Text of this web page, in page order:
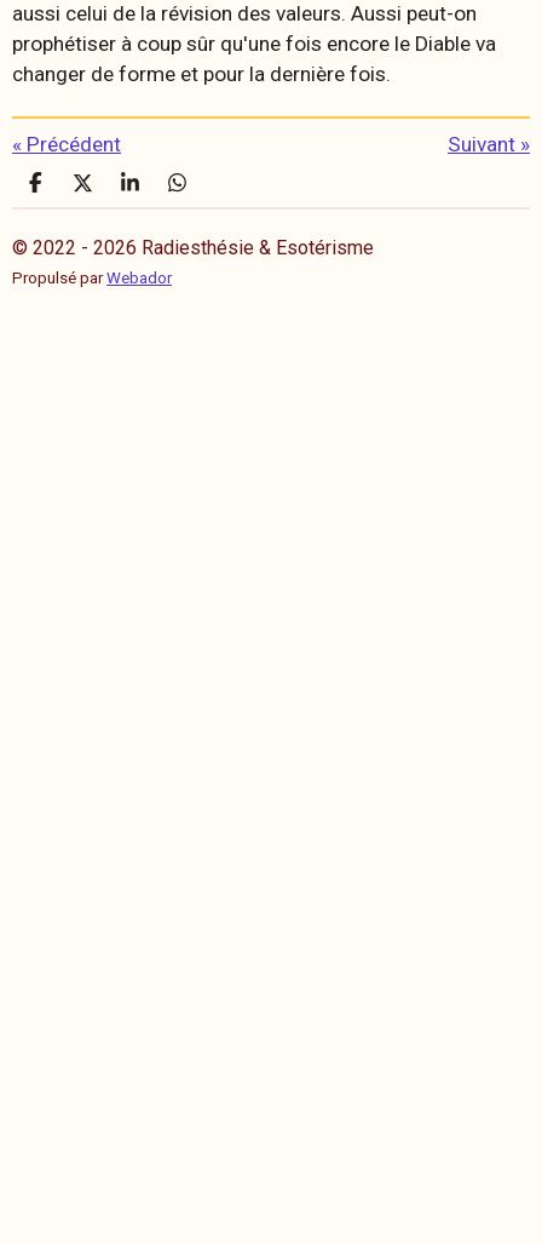
aussi celui de la révision des valeurs. Aussi peut-on
prophétiser à coup sûr qu'une fois encore le Diable va
changer de forme et pour la dernière fois.
« Précédent Suivant »
P
a
r
t
a
P
a
a
P
a
r
t
a
P
a
r
t
© 2022 - 2026 Radiesthésie & Esotérisme
Propulsé parWebador